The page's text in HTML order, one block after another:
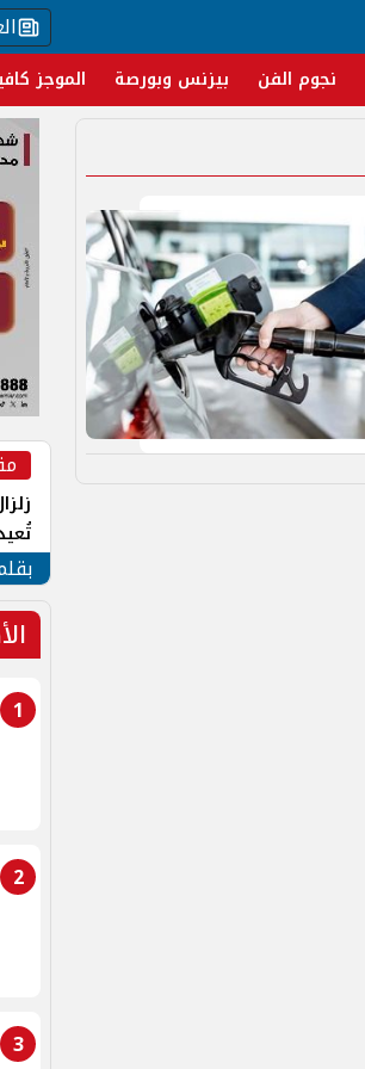
نجوم الفن بيزنس وبورصة الموجز
1
2
3